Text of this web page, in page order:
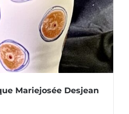
Mariejosée Desjean